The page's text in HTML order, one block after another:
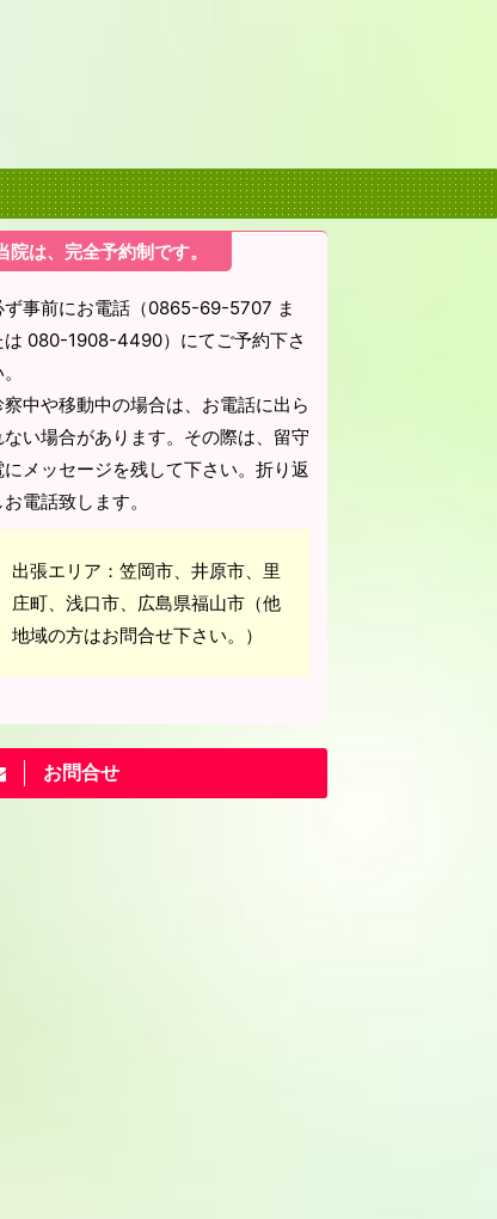
院は、完全予約制です。
ず事前にお電話（0865-69-5707 ま
は 080-1908-4490）にてご予約下さ
察中や移動中の場合は、お電話に出ら
ない場合があります。その際は、留守
にメッセージを残して下さい。折り返
お電話致します。
出張エリア：笠岡市、井原市、里
庄町、浅口市、広島県福山市（他
地域の方はお問合せ下さい。）
お問合せ